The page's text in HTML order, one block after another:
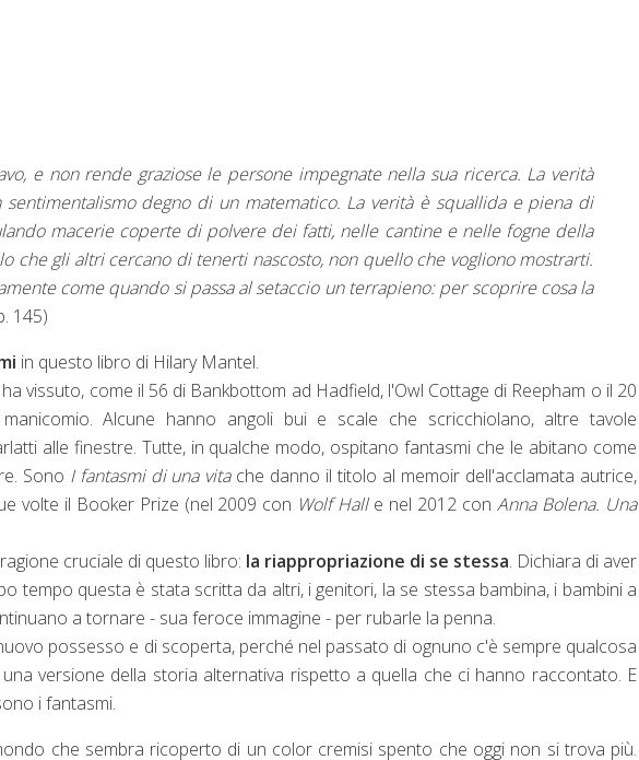
e non rende graziose le persone impegnate nella sua ricerca. La verità
degno di un matematico. La verità è squallida e piena di
macerie coperte di polvere dei fatti, nelle cantine e nelle fogne della
che gli altri cercano di tenerti nascosto, non quello che vogliono mostrarti.
come quando si passa al setaccio un terrapieno: per scoprire cosa la
145)
in questo libro di Hilary Mantel.
vissuto, come il 56 di Bankbottom ad Hadfield, l'Owl Cottage di Reepham o il 20
Alcune hanno angoli bui e scale che scricchiolano, altre tavole
alle finestre. Tutte, in qualche modo, ospitano fantasmi che le abitano come
Sono I fantasmi di una vitache danno il titolo al memoir dell'acclamata autrice,
volte il Booker Prize (nel 2009 con Wolf Halle nel 2012 conAnna Bolena. Una
cruciale di questo libro: la riappropriazione di se stessa. Dichiara di aver
tempo questa è stata scritta da altri, i genitori, la se stessa bambina, i bambini a
a tornare - sua feroce immagine - per rubarle la penna.
possesso e di scoperta, perché nel passato di ognuno c'è sempre qualcosa
versione della storia alternativa rispetto a quella che ci hanno raccontato. E
i fantasmi.
che sembra ricoperto di un color cremisi spento che oggi non si trova più.